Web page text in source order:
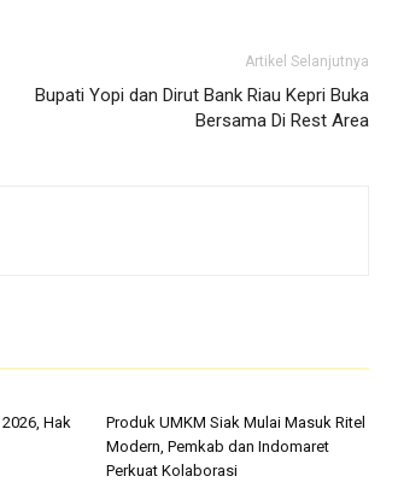
Artikel Selanjutnya
Bupati Yopi dan Dirut Bank Riau Kepri Buka
Bersama Di Rest Area
Hak
Produk UMKM Siak Mulai Masuk Ritel
Modern, Pemkab dan Indomaret
Perkuat Kolaborasi